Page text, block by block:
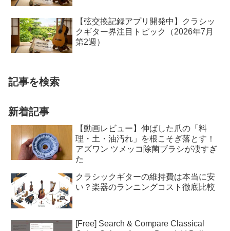
【弦交換記録アプリ開発中】クラシッ
クギター界注目トピック（2026年7月
第2週）
記事を検索
新着記事
【動画レビュー】伸ばした爪の「料
理・土・油汚れ」を根こそぎ落とす！
アズワン ツメッコ除菌ブラシが凄すぎ
た
クラシックギターの維持費は本当に安
い？楽器のランニングコスト徹底比較
[Free] Search & Compare Classical